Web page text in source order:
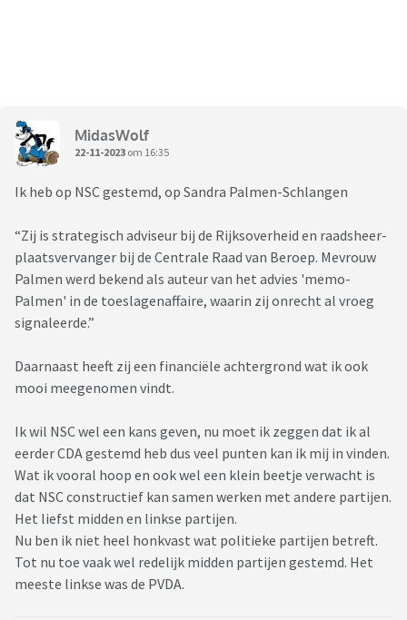
MidasWolf
22-11-2023 om 16:35
Ik heb op NSC gestemd, op Sandra Palmen-Schlangen
“Zij is strategisch adviseur bij de Rijksoverheid en raadsheer-
plaatsvervanger bij de Centrale Raad van Beroep. Mevrouw
Palmen werd bekend als auteur van het advies 'memo-
Palmen' in de toeslagenaffaire, waarin zij onrecht al vroeg
signaleerde.”
Daarnaast heeft zij een financiële achtergrond wat ik ook
mooi meegenomen vindt.
Ik wil NSC wel een kans geven, nu moet ik zeggen dat ik al
eerder CDA gestemd heb dus veel punten kan ik mij in vinden.
Wat ik vooral hoop en ook wel een klein beetje verwacht is
dat NSC constructief kan samen werken met andere partijen.
Het liefst midden en linkse partijen.
Nu ben ik niet heel honkvast wat politieke partijen betreft.
Tot nu toe vaak wel redelijk midden partijen gestemd. Het
meeste linkse was de PVDA.